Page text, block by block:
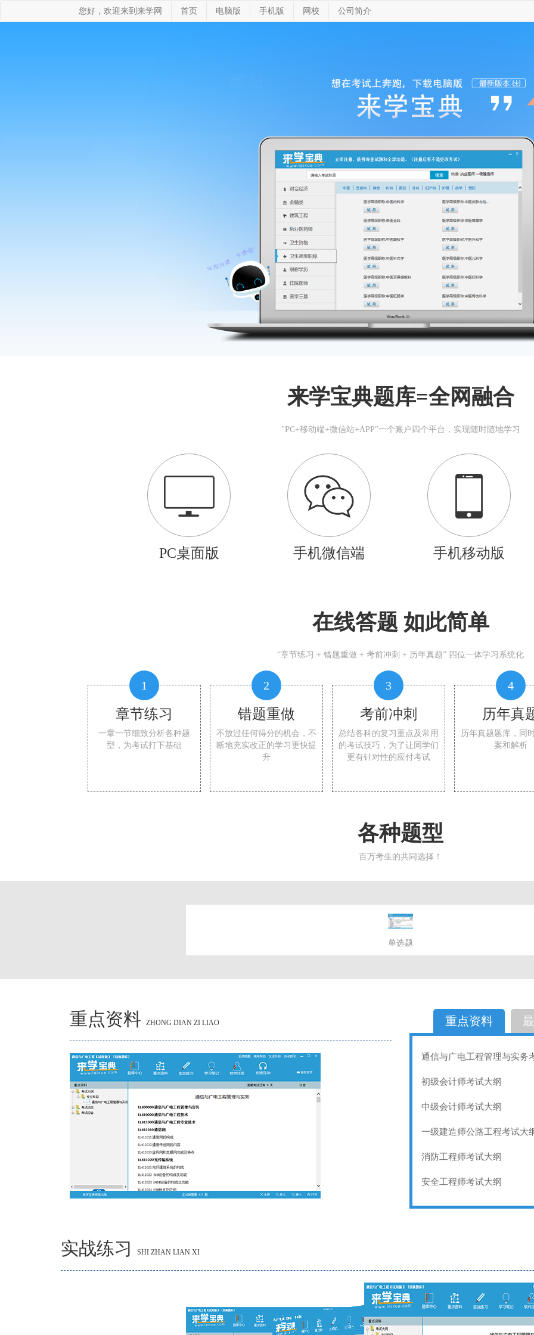
您好，欢迎来到来学网 首页 电脑版 手机版 网校 公司简介
来学宝典题库=全网融合
"PC+移动端+微信站+APP"一个账户四个平台，实现随时随地学习
PC桌面版 手机微信端 手机移动版
在线答题 如此简单
“章节练习 + 错题重做 + 考前冲刺 + 历年真题” 四位一体学习系统化
1
章节练习
一章一节细致分析各种题
型，为考试打下基础
2
错题重做
不放过任何得分的机会，不
断地充实改正的学习更快提
升
3
考前冲刺
总结各科的复习重点及常用
的考试技巧，为了让同学们
更有针对性的应付考试
4
历年真
历年真题题库，同
案和解析
各种题型
百万考生的共同选择！
单选题
选择题
重点资料 ZHONG DIAN ZI LIAO 重点资料
通信与广电工程管理与实务
初级会计师考试大纲
中级会计师考试大纲
一级建造师公路工程考试大
消防工程师考试大纲
安全工程师考试大纲
实战练习 SHI ZHAN LIAN XI